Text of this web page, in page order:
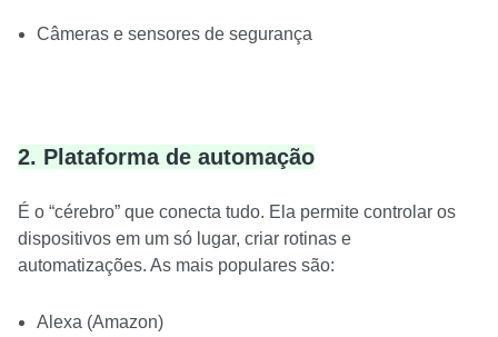
Câmeras e sensores de segurança
2. Plataforma de automação
É o “cérebro” que conecta tudo. Ela permite controlar os
dispositivos em um só lugar, criar rotinas e
automatizações. As mais populares são:
Alexa (Amazon)